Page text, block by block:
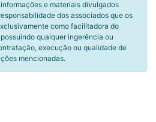
e materiais divulgados
dos associados que os
como facilitadora do
qualquer ingerência ou
execução ou qualidade de
mencionadas.